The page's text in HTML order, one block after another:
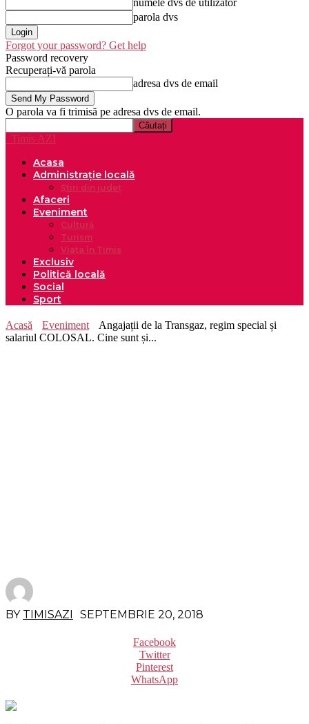
numele dvs de utilizator
parola dvs
Forgot your password? Get help
Password recovery
Recuperați-vă parola
adresa dvs de email
O parola va fi trimisă pe adresa dvs de email.
Timis AZI
Acasa
Administrație locală
Știri din județ
Afaceri
Eveniment
Cultură
Turism
Viața în Timis
Exclusiv
Politică locală
Social
Sport
Acasă Eveniment
Angajații de la Transgaz, regim special și
salariul COLOSAL. Cine sunt și...
BY TIMISAZI SEPTEMBRIE 20, 2018
Facebook
Twitter
Pinterest
WhatsApp